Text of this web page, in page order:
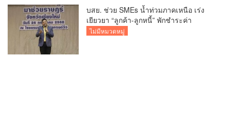
บสย. ช่วย SMEs น้ำท่วมภาคเหนือ เร่ง
เยียวยา “ลูกค้า-ลูกหนี้” พักชำระค่า
ธรรมเนียม-ค่างวด
ไม่มีหมวดหมู่